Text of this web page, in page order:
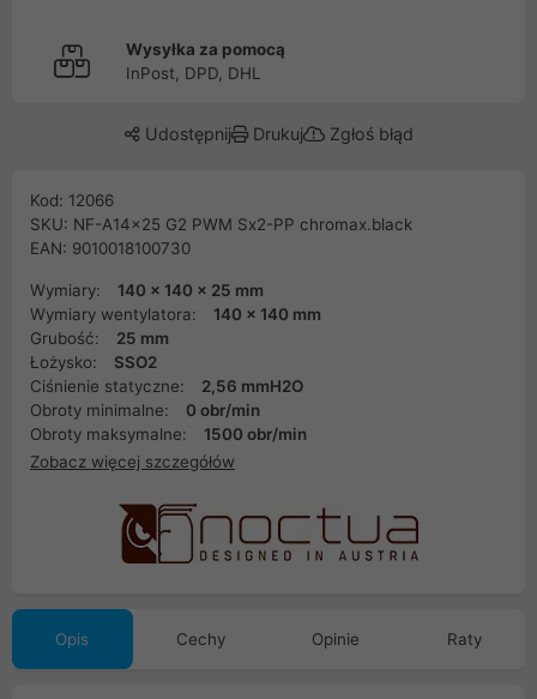
Wysyłka za pomocą
InPost, DPD, DHL
Udostępnij Drukuj Zgłoś błąd
Kod: 12066
SKU: NF-A14x25 G2 PWM Sx2-PP chromax.black
EAN: 9010018100730
Wymiary:
140 x 140 x 25 mm
Wymiary wentylatora:
140 x 140 mm
Grubość:
25 mm
Łożysko:
SSO2
Ciśnienie statyczne:
2,56 mmH2O
Obroty minimalne:
0 obr/min
Obroty maksymalne:
1500 obr/min
Zobacz więcej szczegółów
Opis Cechy Opinie Raty